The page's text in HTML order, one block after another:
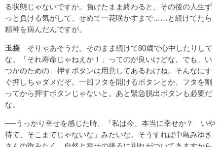
る状態じゃないですか。負けたまま終わると、その後の人生ず
っと負ける気がして、せめて一花咲かすまで……と続けてたら
精神を病んだんですが。
玉袋 そりゃあそうだ。そのまま続けて80歳で心中したりして
な。「それ寿命じゃねえか！」ってのが良いけどな。でも、い
つかのための、押すボタンは用意してあるわけね。そんなにす
ぐ押しちゃダメだぞ。一回フタを開けるボタンとか、フタを割
ってから押すボタンじゃないと。あと緊急脱出ボタンも必要だ
な。
──うっかり幸せを感じた時、「私は今、本当に幸せか？ いや
待て、そこまでじゃないな」みたいな。そうすれば中島みゆき